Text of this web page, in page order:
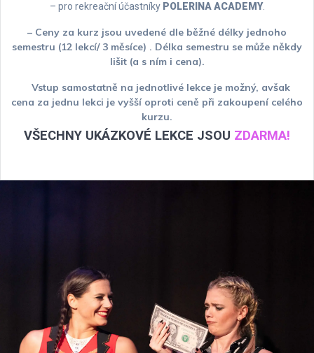
– pro rekreační účastníkyPOLERINA ACADEMY.
– Ceny za kurz jsou uvedené dle běžné délky jednoho
semestru (12 lekcí/ 3 měsíce) . Délka semestru se může někdy
lišit (a s ním i cena).
Vstup samostatně na jednotlivé lekce je možný, avšak
cena za jednu lekci je vyšší oproti ceně při zakoupení celého
kurzu.
VŠECHNY UKÁZKOVÉ LEKCE JSOU ZDARMA!